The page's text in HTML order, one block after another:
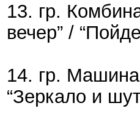
13. гр.
вечер” /
14. гр. Машина
“Зеркало и